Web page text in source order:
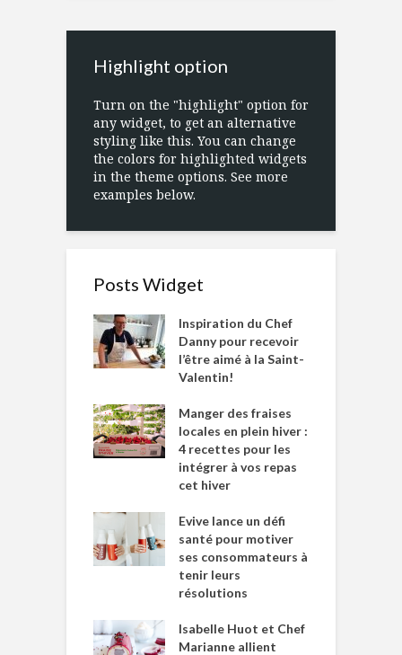
Highlight option
Turn on the "highlight" option for
any widget, to get an alternative
styling like this. You can change
the colors for highlighted widgets
in the theme options. See more
examples below.
Posts Widget
Inspiration du Chef
Danny pour recevoir
l’être aimé à la Saint-
Valentin!
Manger des fraises
locales en plein hiver :
4 recettes pour les
intégrer à vos repas
cet hiver
Evive lance un défi
santé pour motiver
ses consommateurs à
tenir leurs
résolutions
Isabelle Huot et Chef
Marianne allient